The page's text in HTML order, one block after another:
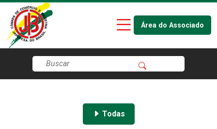
Área do Associado
Todas